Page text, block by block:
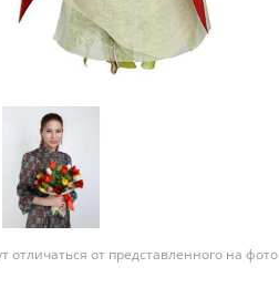
отличаться от представленного на фото